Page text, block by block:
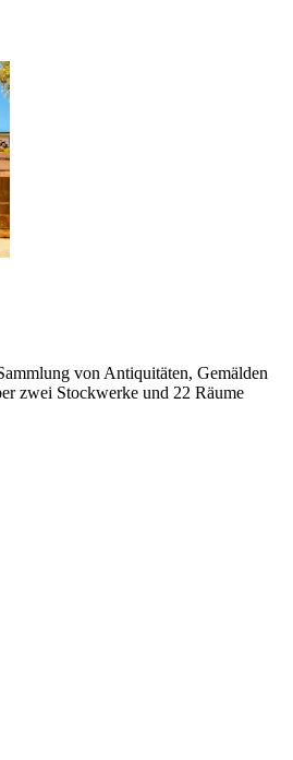
von Antiquitäten, Gemälden
zwei Stockwerke und 22 Räume